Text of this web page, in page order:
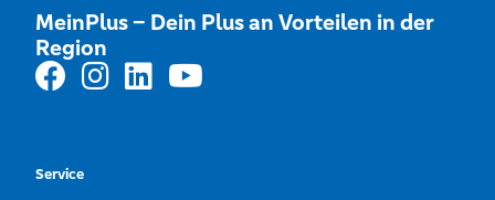
MeinPlus – Dein Plus an Vorteilen in der
Region
Service